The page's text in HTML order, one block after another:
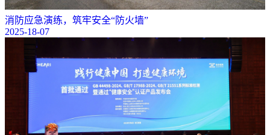
消防应急演练，筑牢安全“防火墙”
2025-18-07